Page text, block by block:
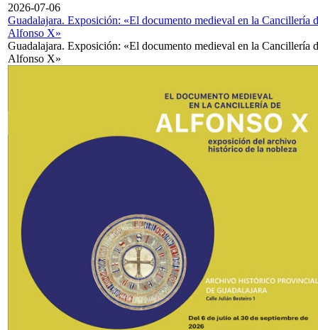
2026-07-06
Guadalajara. Exposición: «El documento medieval en la Cancillería
Alfonso X»
Guadalajara. Exposición: «El documento medieval en la Cancillería
Alfonso X»